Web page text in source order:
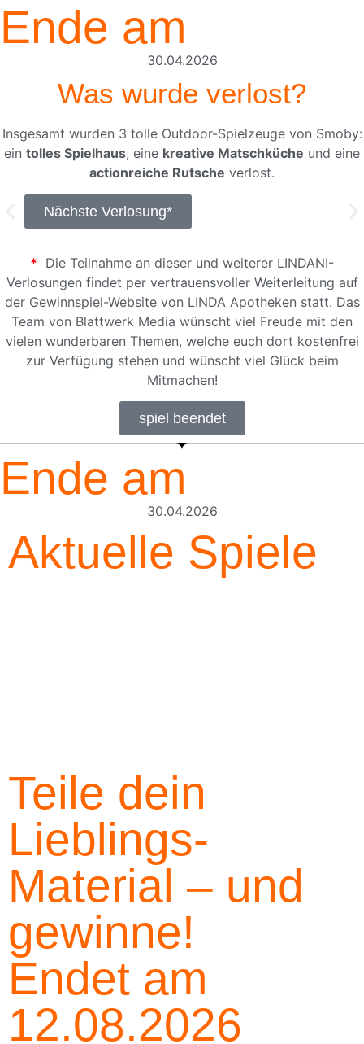
Ende am
30.04.2026
Was wurde verlost?
Insgesamt wurden 3 tolle Outdoor-Spielzeuge von Smoby:
ein tolles Spielhaus, eine kreative Matschküche und eine
actionreiche Rutsche verlost.
Nächste Verlosung*
* Die Teilnahme an dieser und weiterer LINDANI-
Verlosungen findet per vertrauensvoller Weiterleitung auf
der Gewinnspiel-Website von LINDA Apotheken statt. Das
Team von Blattwerk Media wünscht viel Freude mit den
vielen wunderbaren Themen, welche euch dort kostenfrei
zur Verfügung stehen und wünscht viel Glück beim
Mitmachen!
spiel beendet
Ende am
30.04.2026
Aktuelle Spiele
Teile dein
Lieblings-
Material – und
gewinne!
Endet am
12.08.2026